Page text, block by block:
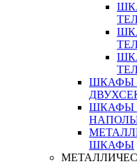
ШКАФЫ
ШКАФЫ
ШКАФЫ